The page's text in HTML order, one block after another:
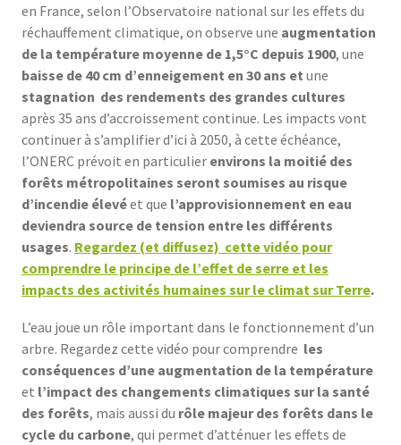
en France, selon l’Observatoire national sur les effets du
réchauffement climatique, on observe une augmentation
de la température moyenne de 1,5°C depuis 1900, une
baisse de 40 cm d’enneigement en 30 ans et une
stagnation des rendements des grandes cultures
après 35 ans d’accroissement continue. Les impacts vont
continuer à s’amplifier d’ici à 2050, à cette échéance,
l’ONERC prévoit en particulier environs la moitié des
forêts métropolitaines seront soumises au risque
d’incendie élevéet que l’approvisionnement en eau
deviendra source de tension entre les différents
usages. Regardez (et diffusez) cette vidéo pour
comprendre le principe de l’effet de serre et les
impacts des activités humaines sur le climat sur Terre.
L’eau joue un rôle important dans le fonctionnement d’un
arbre. Regardez cette vidéo pour comprendre les
conséquences d’une augmentation de la température
et l’impact des changements climatiques sur la santé
des forêts, mais aussi du rôle majeur des forêts dans le
cycle du carbone, qui permet d’atténuer les effets de